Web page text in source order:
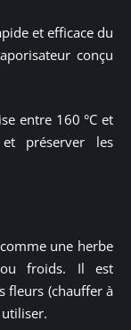
et efficace du
conçu
entre 160 °C et
préserver les
une herbe
ou froids. Il est
fleurs (chauffer à